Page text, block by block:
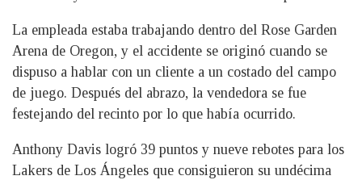
La empleada estaba trabajando dentro del Rose Garden
Arena de Oregon, y el accidente se originó cuando se
dispuso a hablar con un cliente a un costado del campo
de juego. Después del abrazo, la vendedora se fue
festejando del recinto por lo que había ocurrido.
Anthony Davis logró 39 puntos y nueve rebotes para los
Lakers de Los Ángeles que consiguieron su undécima